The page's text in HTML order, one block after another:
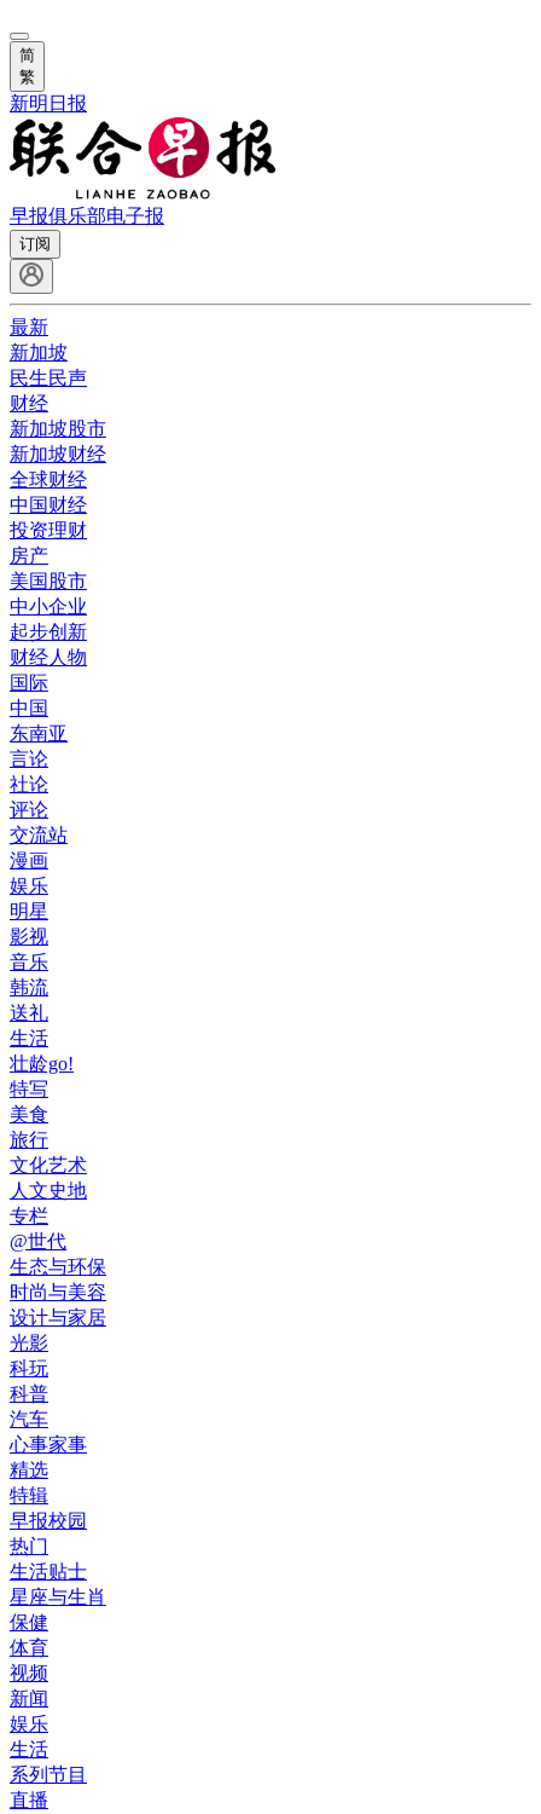
简
繁
新明日报
早报俱乐部电子报
订阅
最新
新加坡
民生民声
财经
新加坡股市
新加坡财经
全球财经
中国财经
投资理财
房产
美国股市
中小企业
起步创新
财经人物
国际
中国
东南亚
言论
社论
评论
交流站
漫画
娱乐
明星
影视
音乐
韩流
送礼
生活
壮龄go!
特写
美食
旅行
文化艺术
人文史地
专栏
@世代
生态与环保
时尚与美容
设计与家居
光影
科玩
科普
汽车
心事家事
精选
特辑
早报校园
热门
生活贴士
星座与生肖
保健
体育
视频
新闻
娱乐
生活
系列节目
直播